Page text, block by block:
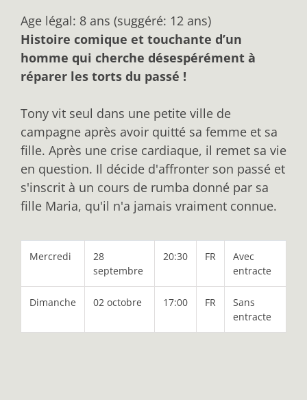
Age légal: 8 ans (suggéré: 12 ans)
Histoire comique et touchante d’un
homme qui cherche désespérément à
réparer les torts du passé !
Tony vit seul dans une petite ville de
campagne après avoir quitté sa femme et sa
fille. Après une crise cardiaque, il remet sa vie
en question. Il décide d'affronter son passé et
s'inscrit à un cours de rumba donné par sa
fille Maria, qu'il n'a jamais vraiment connue.
Mercredi
28
septembre
20:30 FR
Avec
entracte
Dimanche 02 octobre 17:00 FR
Sans
entracte